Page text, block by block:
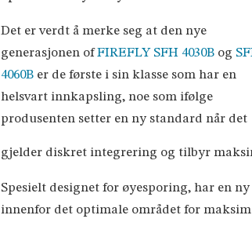
Det er verdt å merke seg at den nye
generasjonen ofFIREFLY SFH 4030B og
4060B er de første i sin klasse som har en
helsvart innkapsling, noe som ifølge
produsenten setter en ny standard når det
gjelder diskret integrering og tilbyr
Spesielt designet for øyesporing, har en
innenfor det optimale området for